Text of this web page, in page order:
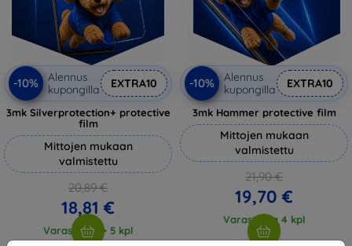
-10%
Alennus
kupongilla
EXTRA10
3mk Silverprotection+ protective
film
Mittojen mukaan
valmistettu
20,89 €
18,81 €
Varastossa > 5 kpl
-10%
Alennus
kupongilla
EXTRA10
3mk Hammer protective film
Mittojen mukaan
valmistettu
21,90 €
19,70 €
Varastossa 4 kpl